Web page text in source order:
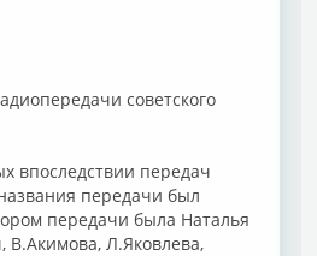
советского
впоследствии передач
передачи был
передачи была Наталья
В.Акимова, Л.Яковлева,